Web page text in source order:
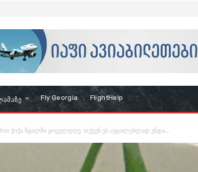
Fly Georgia FlightHelp
ჭიქა წყალში ყოველდღე. თქვენ ეს აუცილებლად უნდა...